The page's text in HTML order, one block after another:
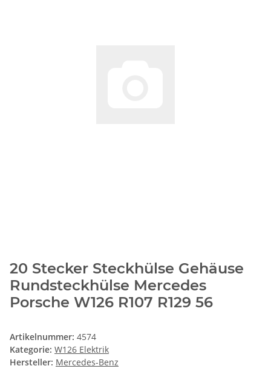
20 Stecker Steckhülse Gehäuse
Rundsteckhülse Mercedes
Porsche W126 R107 R129 56
Artikelnummer: 4574
Kategorie: W126 Elektrik
Hersteller: Mercedes-Benz